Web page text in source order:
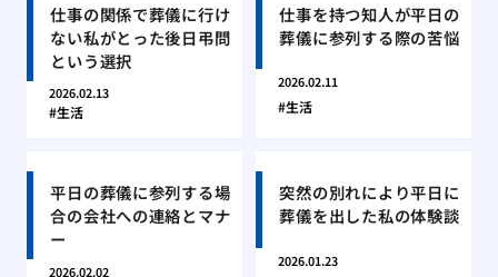
仕事の関係で葬儀に行け
ない私がとった後日弔問
という選択
2026.02.13
生活
仕事を持つ知人が平日の
葬儀に参列する際の苦悩
2026.02.11
生活
平日の葬儀に参列する場
合の会社への連絡とマナ
ー
2026.02.02
突然の別れにより平日に
葬儀を出した私の体験談
2026.01.23